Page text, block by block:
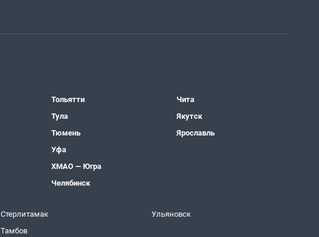
Тольятти
Тула
Тюмень
Уфа
ХМАО — Югра
Челябинск
Чита
Якутск
Ярославль
Стерлитамак
Тамбов
Ульяновск